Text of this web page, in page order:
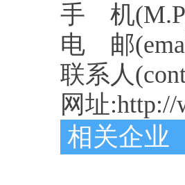
手 机
电 邮
联系人
网址:http://
相关企业